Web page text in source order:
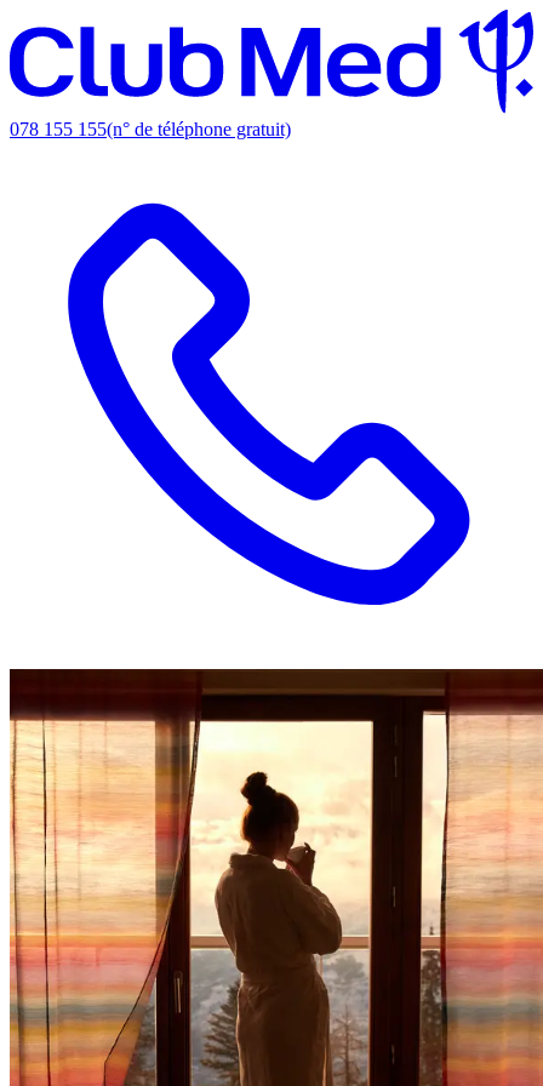
078 155 155(n° de téléphone gratuit)